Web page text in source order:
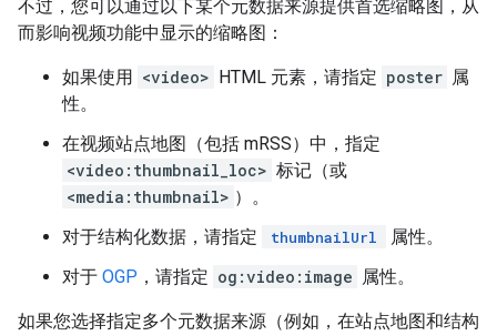
不过，您可以通过以下某个元数据来源提供首选缩略图，从
而影响视频功能中显示的缩略图：
如果使用 <video> HTML 元素，请指定 poster 属
性。
在视频站点地图（包括 mRSS）中，指定
<video:thumbnail_loc> 标记（或
<media:thumbnail> ）。
对于结构化数据，请指定
thumbnailUrl
属性。
对于 OGP ，请指定 og:video:image 属性。
如果您选择指定多个元数据来源（例如，在站点地图和结构